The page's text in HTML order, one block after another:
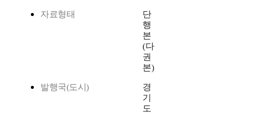
자료형태
단
행
본
(다
권
본)
발행국(도시)
경
기
도